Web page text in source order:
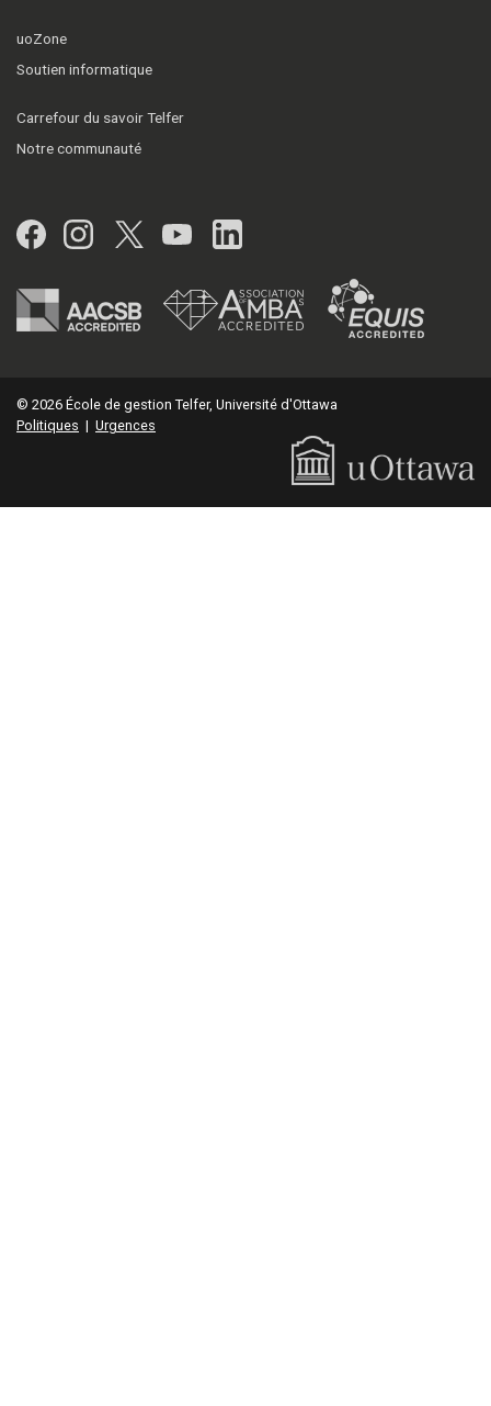
uoZone
Soutien informatique
Carrefour du savoir Telfer
Notre communauté
Facebook
Instagram
Twitter
YouTubeLinkedIn
© 2026 École de gestion Telfer, Université d'Ottawa
Politiques | Urgences